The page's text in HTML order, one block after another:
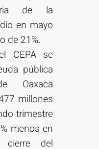
de la
en mayo
de 21%.
CEPA se
pública
Oaxaca
millones
trimestre
menos en
cierre del